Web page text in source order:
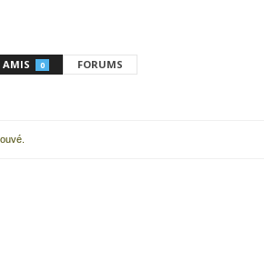
AMIS 0 FORUMS